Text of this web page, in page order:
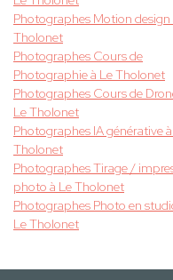
Photographes Motion design
Tholonet
Photographes Cours de
Photographie à Le Tholonet
Photographes Cours de
Le Tholonet
Photographes IA générative
Tholonet
Photographes Tirage /
photo à Le Tholonet
Photographes Photo en
Le Tholonet